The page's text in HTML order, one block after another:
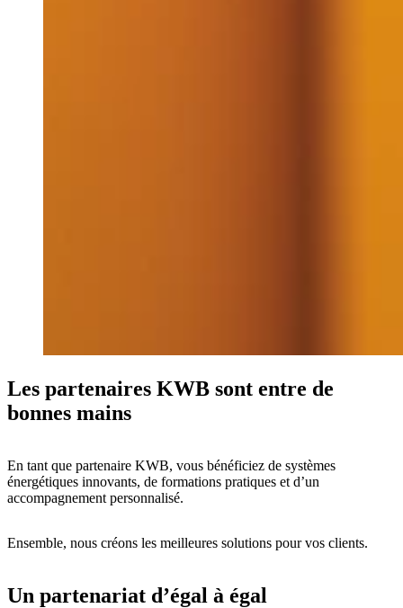
Les partenaires KWB sont entre de
bonnes mains
En tant que partenaire KWB, vous bénéficiez de systèmes
énergétiques innovants, de formations pratiques et d’un
accompagnement personnalisé.
Ensemble, nous créons les meilleures solutions pour vos clients.
Un partenariat d’égal à égal